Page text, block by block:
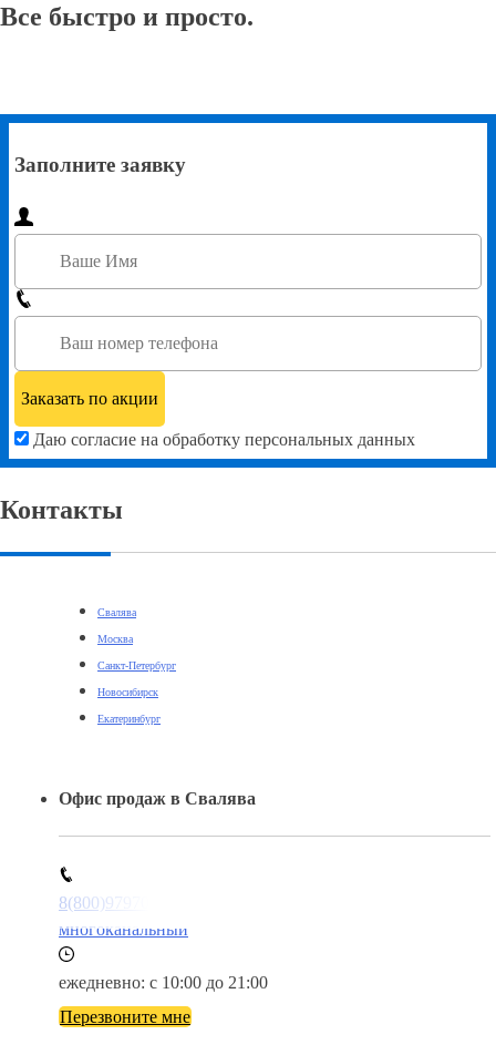
Все быстро и просто.
Заполните заявку
Даю согласие на обработку персональных данных
Контакты
Свалява
Москва
Санкт-Петербург
Новосибирск
Екатеринбург
Офис продаж в Свалява
8(800)9797043
многоканальный
ежедневно: с 10:00 до 21:00
Перезвоните мне